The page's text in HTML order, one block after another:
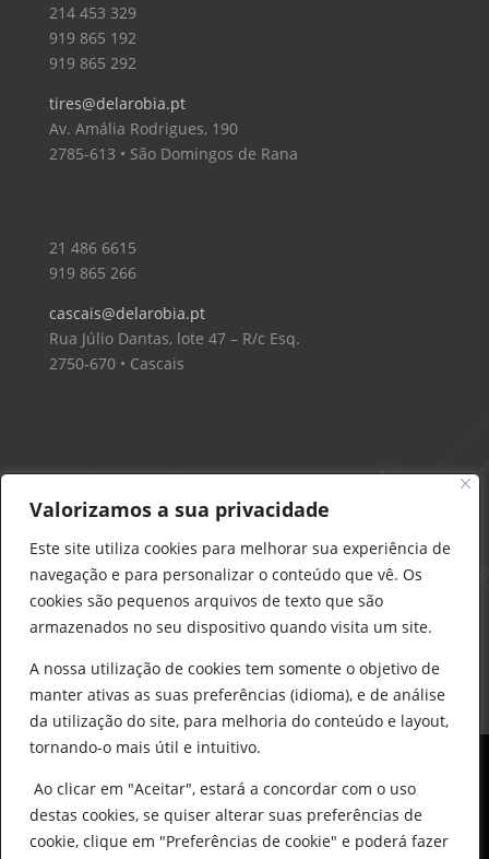
Valorizamos a sua privacidade
Este site utiliza cookies para melhorar sua experiência de
navegação e para personalizar o conteúdo que vê. Os
cookies são pequenos arquivos de texto que são
armazenados no seu dispositivo quando visita um site.
A nossa utilização de cookies tem somente o objetivo de
manter ativas as suas preferências (idioma), e de análise
da utilização do site, para melhoria do conteúdo e layout,
tornando-o mais útil e intuitivo.
Ao clicar em "Aceitar", estará a concordar com o uso
destas cookies, se quiser alterar suas preferências de
cookie, clique em "Preferências de cookie" e poderá fazer
214 453 329
919 865 192
919 865 292
tires@delarobia.pt
Av. Amália Rodrigues, 190
2785-613 • São Domingos de Rana
21 486 6615
919 865 266
cascais@delarobia.pt
Rua Júlio Dantas, lote 47 – R/c Esq.
2750-670 • Cascais
Delarobia – Construção
912 441 514
construcao@delarobia.pt
R. António Andrade, 1171
2820-287 • Charneca de Caparica